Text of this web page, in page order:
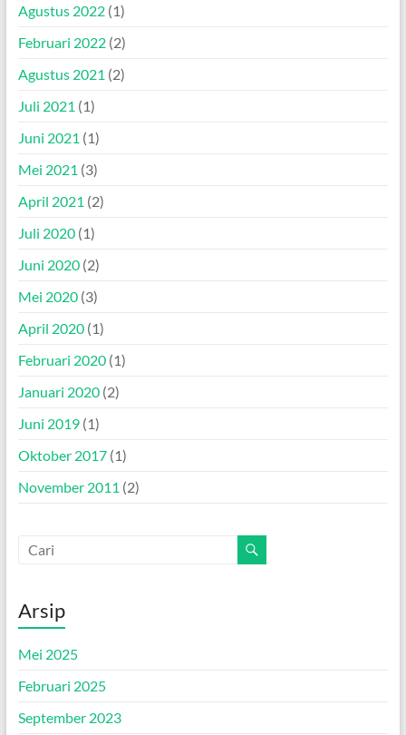
Agustus 2022(1)
Februari 2022(2)
Agustus 2021 (2)
Juli 2021 (1)
Juni 2021 (1)
Mei 2021 (3)
April 2021 (2)
Juli 2020(1)
Juni 2020(2)
Mei 2020(3)
April 2020(1)
Februari 2020(1)
Januari 2020(2)
Juni 2019(1)
Oktober 2017(1)
November 2011 (2)
Arsip
Mei 2025
Februari 2025
September 2023